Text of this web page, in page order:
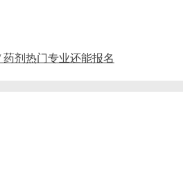
剂热门专业还能报名